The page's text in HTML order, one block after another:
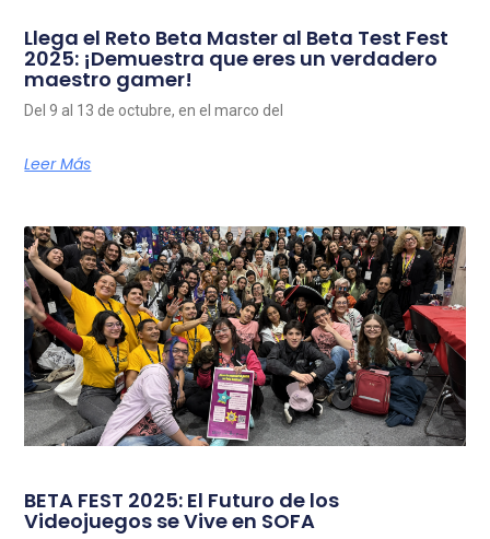
Llega el Reto Beta Master al Beta Test Fest
2025: ¡Demuestra que eres un verdadero
maestro gamer!
Del 9 al 13 de octubre, en el marco del
Leer Más
BETA FEST 2025: El Futuro de los
Videojuegos se Vive en SOFA